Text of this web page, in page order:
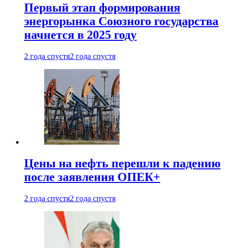
Первый этап формирования
энергорынка Союзного государства
начнется в 2025 году
2 года спустя2 года спустя
Цены на нефть перешли к падению
после заявления ОПЕК+
2 года спустя2 года спустя